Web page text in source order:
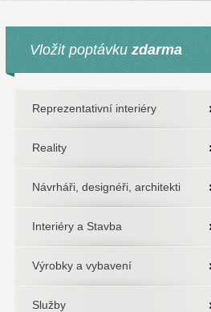
Vložit poptávku zdarma
Reprezentativní interiéry
Reality
Návrháři, designéři, architekti
Interiéry a Stavba
Výrobky a vybavení
Služby